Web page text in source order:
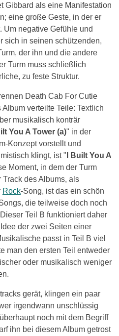
Gibbard als eine Manifestation
eine große Geste, in der er
negative Gefühle und
sich in seinen schützenden,
der ihn und die andere
Turm muss schließlich
zu feste Struktur.
Death Cab For Cutie
verteilte Teile: Textlich
musikalisch konträr
You A Tower (a)" in der
Konzept vorstellt und
klingt, ist " I Built You A
Moment, in dem der Turm
des Albums, als
Rock-Song, ist das ein schön
die teilweise doch noch
Teil B funktioniert daher
der zwei Seiten einer
passt in Teil B viel
man den ersten Teil entweder
oder musikalisch weniger
gerät, klingen ein paar
irgendwann unschlüssig
noch mit dem Begriff
ihn bei diesem Album getrost